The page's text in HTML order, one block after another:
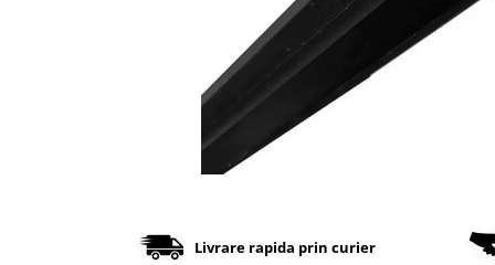
Livrare rapida prin curier